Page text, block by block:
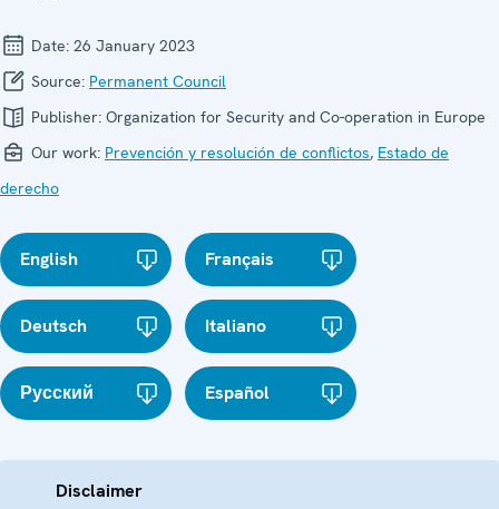
Date: 26 January 2023
Source: Permanent Council
Publisher: Organization for Security and Co-operation in Europe
Our work: Prevención y resolución de conflictos, Estado de
derecho
English Français
Deutsch Italiano
Русский Español
Disclaimer